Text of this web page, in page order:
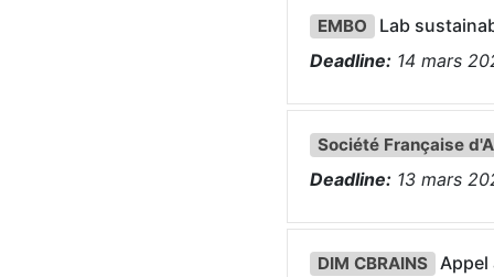
EMBO
Lab
Deadline: 14 mars
Société Française
Deadline: 13 mars
DIM CBRAINS Appel